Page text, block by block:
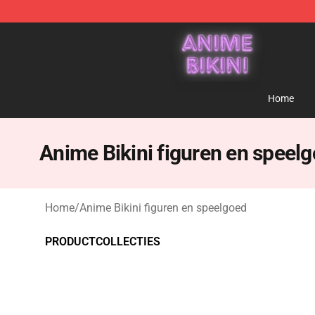
Anime Bikini Shop - The Best Store of Anime Bikini
Home
Anime Bikini figuren en
Home/Anime Bikini figuren en speelgoed
PRODUCTCOLLECTIES